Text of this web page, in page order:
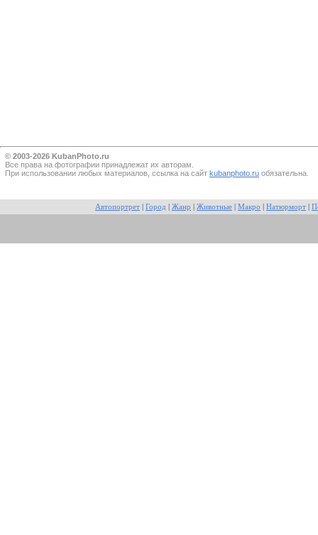
© 2003-2026 KubanPhoto.ru
Все прaва на фотографии принадлежат их авторам.
При использовании любых материалов, ссылка на сайт kubanphoto.ru обязательна.
Автопортрет Город Жанр Животные Макро Натюрморт